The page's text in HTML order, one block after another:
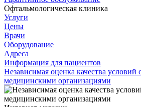
Офтальмологическая клиника
Услуги
Цены
Врачи
Оборудование
Адреса
Информация для пациентов
Независимая оценка качества условий
медицинскими организациями